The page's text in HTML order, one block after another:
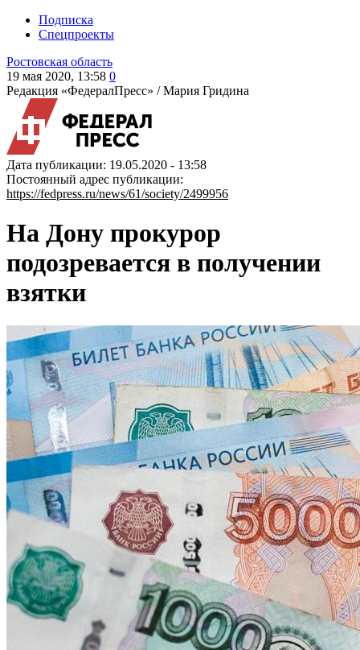
Подписка
Спецпроекты
Ростовская область
19 мая 2020, 13:58 0
Редакция «ФедералПресс» /Мария Гридина
Дата публикации: 19.05.2020 - 13:58
Постоянный адрес публикации:
https://fedpress.ru/news/61/society/2499956
На Дону прокурор
подозревается в получении
взятки